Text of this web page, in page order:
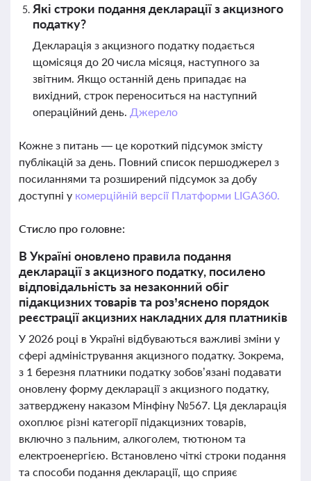
Які строки подання декларації з акцизного
податку?
Декларація з акцизного податку подається
щомісяця до 20 числа місяця, наступного за
звітним. Якщо останній день припадає на
вихідний, строк переноситься на наступний
операційний день. Джерело
Кожне з питань — це короткий підсумок змісту
публікацій за день. Повний список першоджерел з
посиланнями та розширений підсумок за добу
доступні у комерційній версії Платформи LIGA360.
Стисло про головне:
В Україні оновлено правила подання
декларації з акцизного податку, посилено
відповідальність за незаконний обіг
підакцизних товарів та роз’яснено порядок
реєстрації акцизних накладних для платників
У 2026 році в Україні відбуваються важливі зміни у
сфері адміністрування акцизного податку. Зокрема,
з 1 березня платники податку зобов’язані подавати
оновлену форму декларації з акцизного податку,
затверджену наказом Мінфіну №567. Ця декларація
охоплює різні категорії підакцизних товарів,
включно з пальним, алкоголем, тютюном та
електроенергією. Встановлено чіткі строки подання
та способи подання декларації, що сприяє